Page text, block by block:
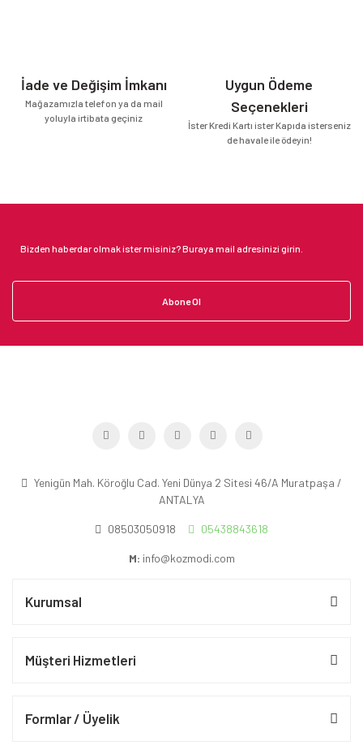
İade ve Değişim İmkanı
Mağazamızla telefon ya da mail
yoluyla irtibata geçiniz
Uygun Ödeme
Seçenekleri
İster Kredi Kartı ister Kapıda isterseniz
de havale ile ödeyin!
Abone Ol
Yenigün Mah. Köroğlu Cad. Yeni Dünya 2 Sitesi 46/A Muratpaşa /
ANTALYA
08503050918 05438843618
M: info@kozmodi.com
Kurumsal
Müşteri Hizmetleri
Formlar / Üyelik